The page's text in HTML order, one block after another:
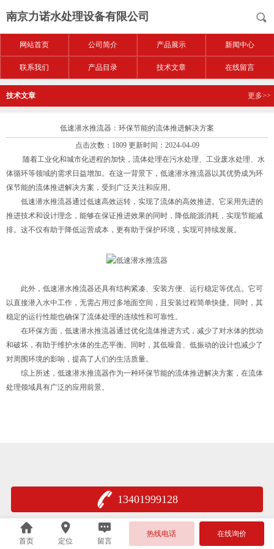
南京力诺水处理设备有限公司
网站首页 公司简介 产品展示 新闻中心
联系我们 产品目录 技术文章 在线留言
技术文章 更多>>
低速潜水推流器：环保节能的流体推进解决方案
点击次数：1809 更新时间：2024-04-09
随着工业化和城市化进程的加快，流体处理在污水处理、工业废水处理、水
体循环等领域的需求日益增加。在这一背景下，低速潜水推流器以其优势成为环
保节能的流体推进解决方案，受到广泛关注和应用。
低速潜水推流器通过低速高效运转，实现了流体的高效推进。它采用先进的
推进技术和设计理念，能够在保证推进效果的同时，降低能源消耗，实现节能减
排。这不仅有助于降低运营成本，更有助于保护环境，实现可持续发展。
此外，低速潜水推流器还具有结构紧凑、安装方便、运行稳定等优点。它可
以直接潜入水中工作，无需占用过多地面空间，且安装过程简单快捷。同时，其
稳定的运行性能也确保了流体处理的连续性和可靠性。
在环保方面，低速潜水推流器通过优化流体推进方式，减少了对水体的扰动
和破坏，有助于维护水体的生态平衡。同时，其低噪音、低振动的设计也减少了
对周围环境的影响，提高了人们的生活质量。
综上所述，低速潜水推流器作为一种环保节能的流体推进解决方案，在流体
处理领域具有广泛的应用前景。
13401999128
首页 定位 留言
热线电话 在线询价